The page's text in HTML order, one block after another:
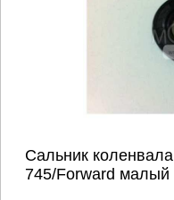
Сальник
745/Forward малый